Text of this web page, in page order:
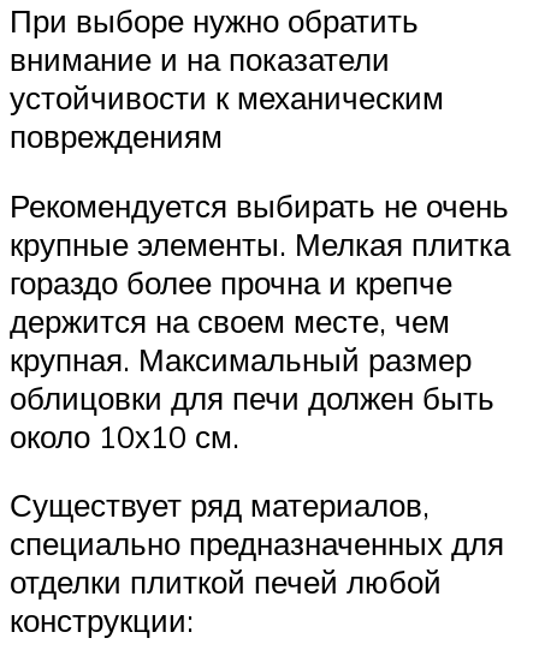
При выборе нужно обратить
внимание и на показатели
устойчивости к механическим
повреждениям
Рекомендуется выбирать не очень
крупные элементы. Мелкая плитка
гораздо более прочна и крепче
держится на своем месте, чем
крупная. Максимальный размер
облицовки для печи должен быть
около 10х10 см.
Существует ряд материалов,
специально предназначенных для
отделки плиткой печей любой
конструкции: